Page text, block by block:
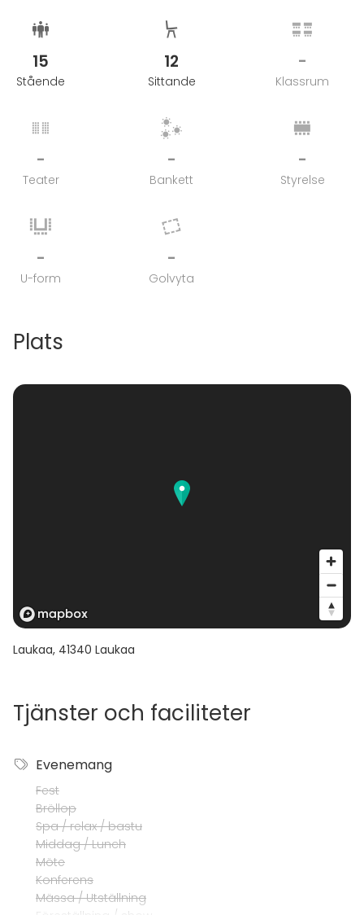
15
Stående
12
Sittande
-
Klassrum
-
Teater
-
Bankett
-
Styrelse
-
U-form
-
Golvyta
Plats
Laukaa, 41340 Laukaa
Tjänster och faciliteter
Evenemang
Fest
Bröllop
Spa / relax / bastu
Middag / Lunch
Möte
Konferens
Mässa / Utställning